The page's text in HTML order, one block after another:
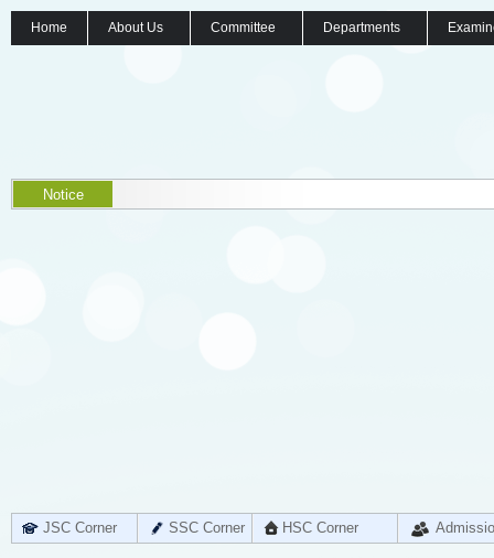
Home About Us Committee Departments
Notice
JSC Corner SSC Corner HSC Corner